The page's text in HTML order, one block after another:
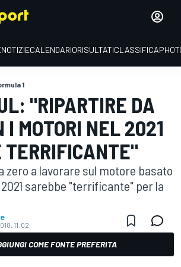
NOTIZIECALENDARIORISULTATICLASSIFICA
1
"RIPARTIRE DA
I MOTORI NEL 2021
TERRIFICANTE"
zero a lavorare sul motore basato
sarebbe "terrificante" per la
11:02
COME FONTE PREFERITA